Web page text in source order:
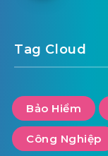
Tag Cloud
Bảo Hiểm
Công Nghiệp